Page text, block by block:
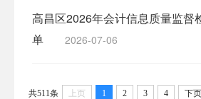
高昌区2026年会计信息质量监督
单
2026-07-06
共511条 上页 1 2 3 4 下页